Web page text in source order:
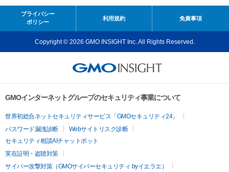
プライバシー
ポリシー
利用規約 免責事項
Copyright © 2026 GMO INSIGHT Inc. All Rights Reserved.
GMOインターネットグループのセキュリティ事業について
世界初総合ネットセキュリティサービス「GMOセキュリティ24」
パスワード漏洩診断
Webサイトリスク診断
セキュリティ相談AIチャットボット
実在証明・盗聴対策
サイバー攻撃対策（GMOサイバーセキュリティ byイエラエ）